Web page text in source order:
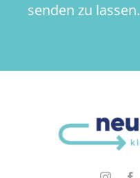
senden zu lassen.